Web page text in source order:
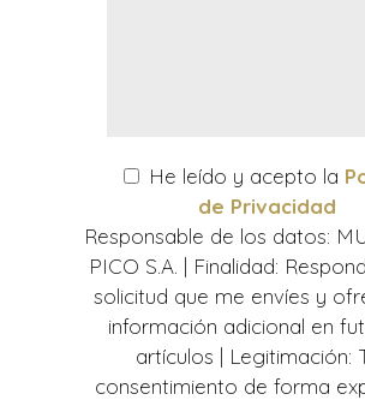
He leído y acepto la
de Privacidad
Responsable de los datos:
PICO S.A. | Finalidad:
solicitud que me envíes y
información adicional en
artículos | Legitimación:
consentimiento de forma